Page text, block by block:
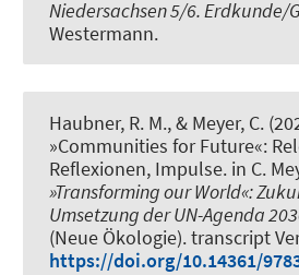
Niedersachsen 5/6. Erdkunde/
Westermann.
Haubner, R. M., & Meyer, C.
»Communities for Future«:
Reflexionen, Impulse. in C.
»Transforming our World«:
Umsetzung der UN-Agenda
(Neue Ökologie). transcript
https://doi.org/10.14361/